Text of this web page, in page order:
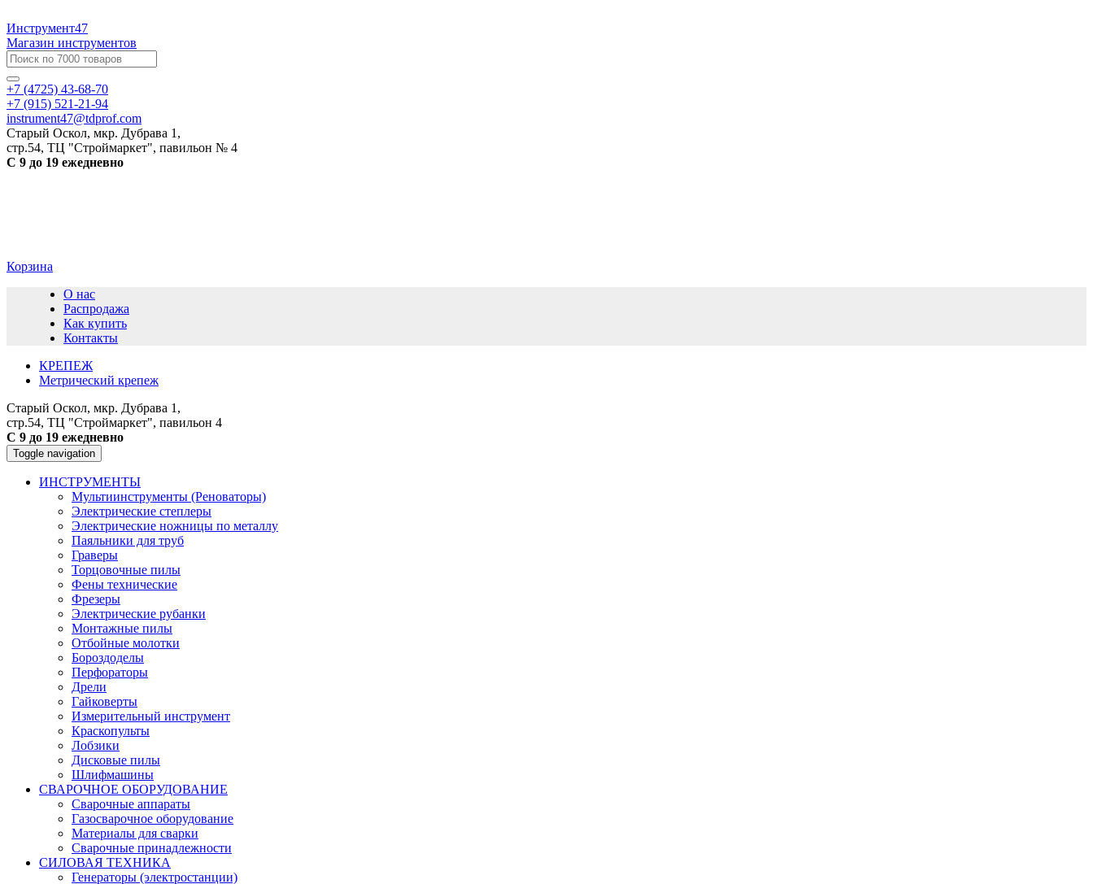
Инструмент47
Магазин инструментов
+7 (4725) 43-68-70
+7 (915) 521-21-94
instrument47@tdprof.com
Старый Оскол, мкр. Дубрава 1,
стр.54, ТЦ "Строймаркет", павильон № 4
С 9 до 19 ежедневно
Корзина
О нас
Распродажа
Как купить
Контакты
КРЕПЕЖ
Метрический крепеж
Старый Оскол, мкр. Дубрава 1,
стр.54, ТЦ "Строймаркет", павильон 4
С 9 до 19 ежедневно
Toggle navigation
ИНСТРУМЕНТЫ
Мультиинструменты (Реноваторы)
Электрические степлеры
Электрические ножницы по металлу
Паяльники для труб
Граверы
Торцовочные пилы
Фены технические
Фрезеры
Электрические рубанки
Монтажные пилы
Отбойные молотки
Бороздоделы
Перфораторы
Дрели
Гайковерты
Измерительный инструмент
Краскопульты
Лобзики
Дисковые пилы
Шлифмашины
СВАРОЧНОЕ ОБОРУДОВАНИЕ
Сварочные аппараты
Газосварочное оборудование
Материалы для сварки
Сварочные принадлежности
СИЛОВАЯ ТЕХНИКА
Генераторы (электростанции)